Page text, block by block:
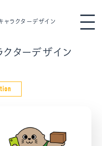
ャラクターデザイン
ターデザイン